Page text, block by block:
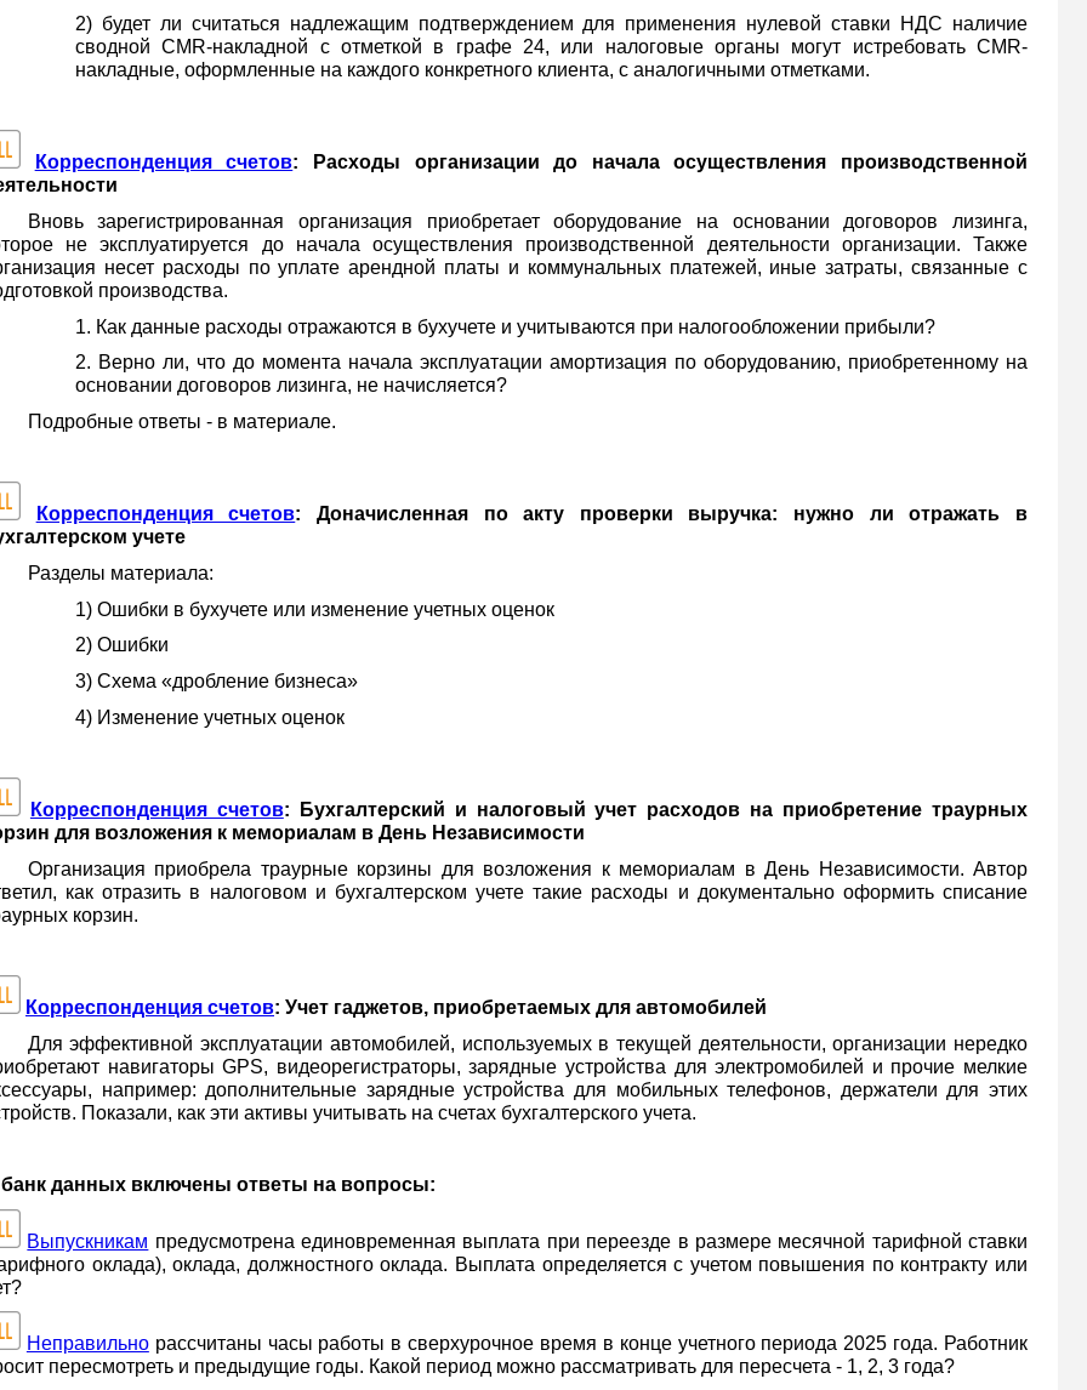
2) будет ли считаться надлежащим подтверждением для применения нулевой ставки НДС наличие
сводной CMR-накладной с отметкой в графе 24, или налоговые органы могут истребовать CMR-
накладные, оформленные на каждого конкретного клиента, с аналогичными отметками.
Корреспонденция счетов: Расходы организации до начала осуществления производственной
Вновь зарегистрированная организация приобретает оборудование на основании договоров лизинга,
не эксплуатируется до начала осуществления производственной деятельности организации. Также
несет расходы по уплате арендной платы и коммунальных платежей, иные затраты, связанные с
производства.
1. Как данные расходы отражаются в бухучете и учитываются при налогообложении прибыли?
2. Верно ли, что до момента начала эксплуатации амортизация по оборудованию, приобретенному на
основании договоров лизинга, не начисляется?
Подробные ответы - в материале.
Корреспонденция счетов: Доначисленная по акту проверки выручка: нужно ли отражать в
учете
Разделы материала:
1) Ошибки в бухучете или изменение учетных оценок
2) Ошибки
3) Схема «дробление бизнеса»
4) Изменение учетных оценок
Корреспонденция счетов: Бухгалтерский и налоговый учет расходов на приобретение траурных
для возложения к мемориалам в День Независимости
Организация приобрела траурные корзины для возложения к мемориалам в День Независимости. Автор
как отразить в налоговом и бухгалтерском учете такие расходы и документально оформить списание
корзин.
Корреспонденция счетов: Учет гаджетов, приобретаемых для автомобилей
Для эффективной эксплуатации автомобилей, используемых в текущей деятельности, организации нередко
навигаторы GPS, видеорегистраторы, зарядные устройства для электромобилей и прочие мелкие
например: дополнительные зарядные устройства для мобильных телефонов, держатели для этих
Показали, как эти активы учитывать на счетах бухгалтерского учета.
банк данных включены ответы на вопросы:
Выпускникам предусмотрена единовременная выплата при переезде в размере месячной тарифной ставки
оклада), оклада, должностного оклада. Выплата определяется с учетом повышения по контракту или
Неправильнорассчитаны часы работы в сверхурочное время в конце учетного периода 2025 года. Работник
пересмотреть и предыдущие годы. Какой период можно рассматривать для пересчета - 1, 2, 3 года?